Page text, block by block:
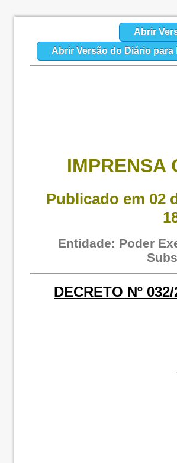
Abrir
Abrir Versão do Diário para
IMPRENSA
Publicado em 02
Entidade: Poder
DECRETO Nº